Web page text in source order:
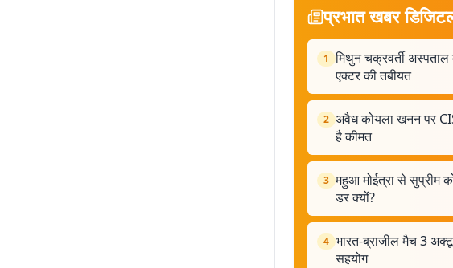
प्रभात खबर
1 मिथुन चक्रवर्ती अस्पताल
एक्टर की तबीयत
2 अवैध कोयला खनन पर
है कीमत
3 महुआ मोईत्रा से सुप्रीम
डर क्यों?
4 भारत-ब्राजील मैच 3
सहयोग